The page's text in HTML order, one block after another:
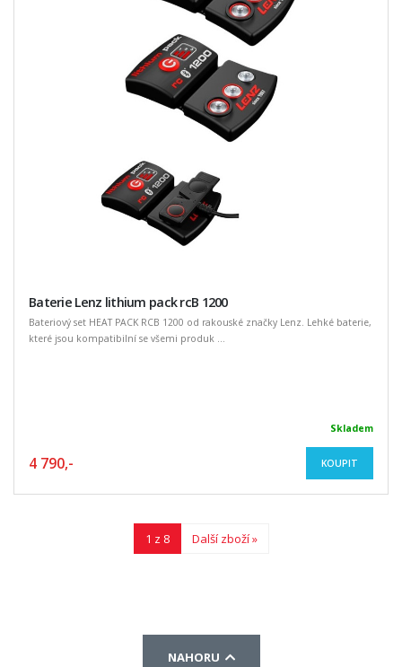
Baterie Lenz lithium pack rcB 1200
Bateriový set HEAT PACK RCB 1200 od rakouské značky Lenz. Lehké baterie,
které jsou kompatibilní se všemi produk ...
Skladem
4 790,- KOUPIT
1 z 8 Další zboží »
NAHORU